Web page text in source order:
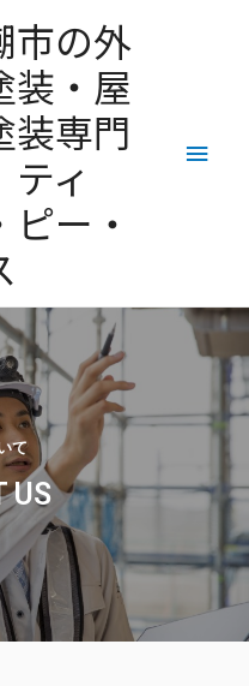
市の外
装・屋
装専門
ティ
ピー・
て
US